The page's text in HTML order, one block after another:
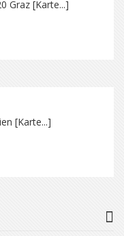
Graz [Karte...]
[Karte...]